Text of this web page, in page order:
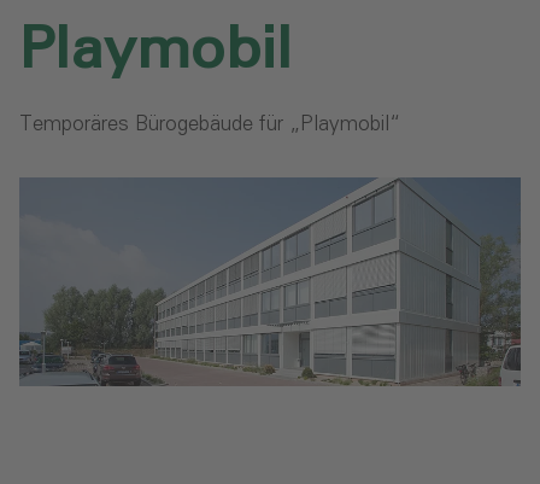
Playmobil
Temporäres Bürogebäude für „Playmobil“